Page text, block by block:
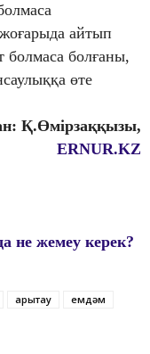
айтып
болмаса болғаны,
өте
Қ.Өмірзаққызы,
ERNUR.KZ
не жемеу керек?
арықтау
емдәм